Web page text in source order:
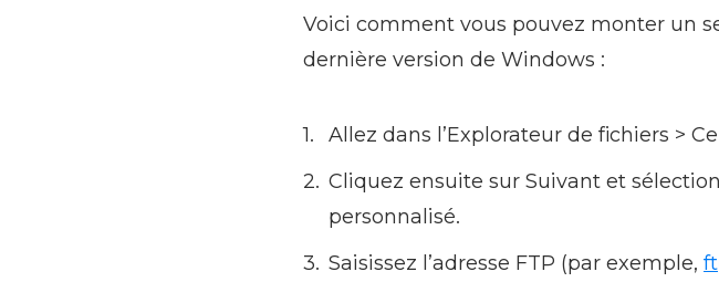
Voici comment vous pouvez monter un
dernière version de Windows :
Allez dans l’Explorateur de fichiers >
Cliquez ensuite sur Suivant et
personnalisé.
Saisissez l’adresse FTP (par exemple,